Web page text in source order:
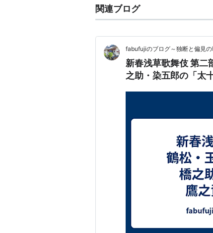
関連ブログ
fabufujiのブログ～独断と偏見の
新春浅草歌舞伎 第二
之助・染五郎の「太